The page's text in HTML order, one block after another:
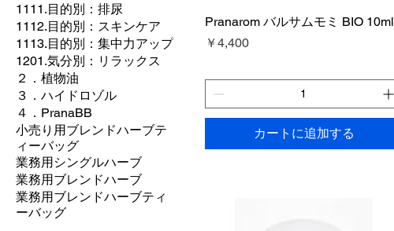
1111.目的別：排尿
1112.目的別：スキンケア
1113.目的別：集中力アップ
1201.気分別：リラックス
２．植物油
３．ハイドロゾル
４．PranaBB
​小売り用ブレンドハーブテ
ィーバッグ
業務用シングルハーブ
業務用ブレンドハーブ
業務用ブレンドハーブティ
ーバッグ
Pranarom バルサムモミ BIO 10ml
価格
￥4,400
カートに追加する